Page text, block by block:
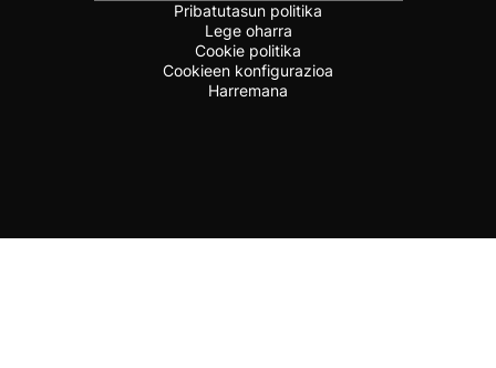
Pribatutasun politika
Lege oharra
Cookie politika
Cookieen konfigurazioa
Harremana